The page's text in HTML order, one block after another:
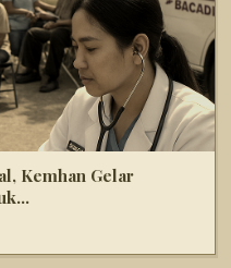
Kemhan Gelar